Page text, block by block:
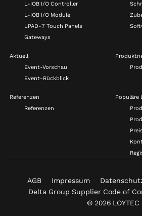
L-IOB I/O Controller
L-IOB I/O Module
LPAD-7 Touch Panels
Gateways
Aktuell
Event-Vorschau
Event-Rückblick
Referenzen
Referenzen
Populäre
AGB Impressum
Delta Group Supplier Code of
© 2026 LOYTEC